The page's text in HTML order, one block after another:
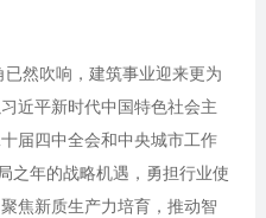
然吹响，建筑事业迎来更为
近平新时代中国特色社会主
届四中全会和中央城市工作
之年的战略机遇，勇担行业使
焦新质生产力培育，推动智